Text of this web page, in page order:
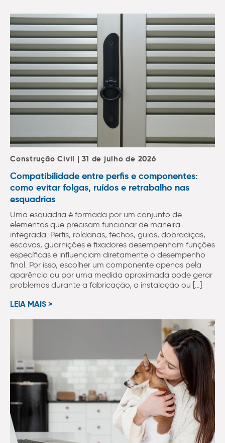
Construção Civil | 31 de julho de 2026
Compatibilidade entre perfis e componentes:
como evitar folgas, ruídos e retrabalho nas
esquadrias
Uma esquadria é formada por um conjunto de
elementos que precisam funcionar de maneira
integrada. Perfis, roldanas, fechos, guias, dobradiças,
escovas, guarnições e fixadores desempenham funções
específicas e influenciam diretamente o desempenho
final. Por isso, escolher um componente apenas pela
aparência ou por uma medida aproximada pode gerar
problemas durante a fabricação, a instalação ou […]
LEIA MAIS >